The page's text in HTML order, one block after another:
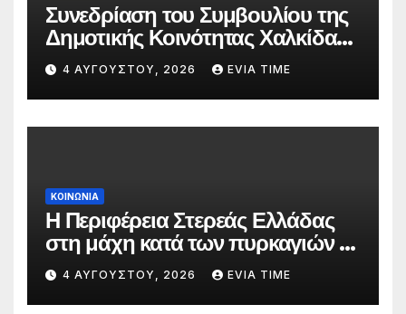
Συνεδρίαση του Συμβουλίου της
Δημοτικής Κοινότητας Χαλκίδας
την 5 Αυγούστου
4 ΑΥΓΟΎΣΤΟΥ, 2026 EVIA TIME
ΚΟΙΝΩΝΙΑ
Η Περιφέρεια Στερεάς Ελλάδας
στη μάχη κατά των πυρκαγιών –
Δράσεις και στήριξη σε πέντε
περιφερειακές ενότητες
4 ΑΥΓΟΎΣΤΟΥ, 2026 EVIA TIME